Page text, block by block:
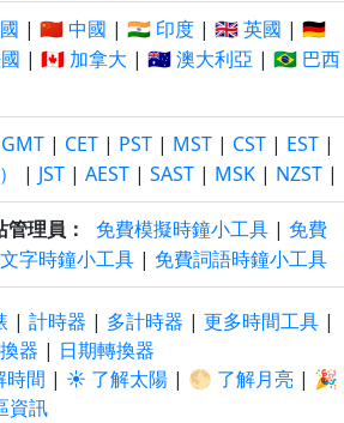
| 🇨🇳 中國 | 🇮🇳 印度 | 🇬🇧 英國 | 🇩🇪
| 🇨🇦 加拿大 | 🇦🇺 澳大利亞 | 🇧🇷 巴西
GMT | CET | PST | MST | CST | EST |
| JST | AEST | SAST | MSK | NZST |
理員： 免費模擬時鐘小工具 | 免費
字時鐘小工具 | 免費詞語時鐘小工具
| 計時器 | 多計時器 | 更多時間工具 |
器 | 日期轉換器
時間 | ☀️ 了解太陽 | 🌕 了解月亮 | 🎉
資訊